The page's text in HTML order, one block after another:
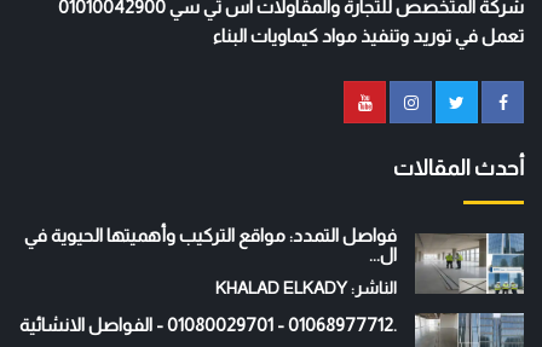
شركة المتخصص للتجارة والمقاولات اس تي سي 01010042900
تعمل في توريد وتنفيذ مواد كيماويات البناء
أحدث المقالات
فواصل التمدد: مواقع التركيب وأهميتها الحيوية في
ال...
الناشر: KHALAD ELKADY
.01068977712 - 01080029701 - الفواصل الانشائية